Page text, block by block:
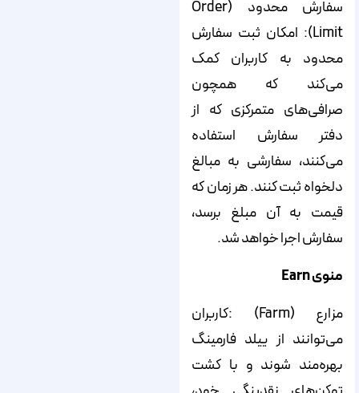
سفارش محدود (Order
Limit): امکان ثبت سفارش
محدود به کاربران کمک
می‌کند که همچون
صرافی‌های متمرکزی که از
دفتر سفارش استفاده
می‌کنند، سفارشی به مبالغ
دلخواه ثبت کنند. هر زمان که
قیمت به آن مبلغ برسد،
سفارش‌ اجرا خواهد شد.
منویEarn
مزارع (Farm) :کاربران
می‌توانند از ییلد فارمینگ
بهره‌مند شوند و با کشت